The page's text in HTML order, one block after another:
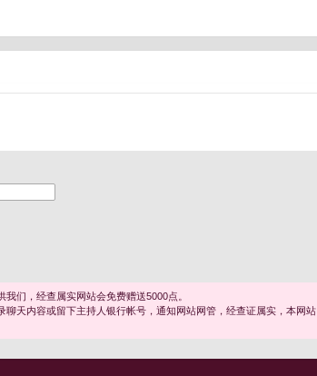
们，经查属实网站会免费赠送5000点。
天内容或留下主持人银行帐号，通知网站网管，经查证属实，本网站